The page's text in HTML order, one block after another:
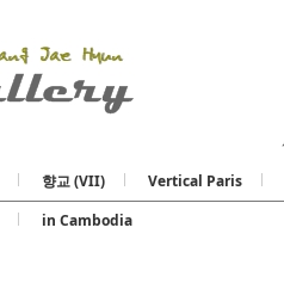
향교 (VII) Vertical Paris
in Cambodia